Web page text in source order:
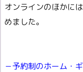
オンラインのほかに
めました。
－予約制のホーム・